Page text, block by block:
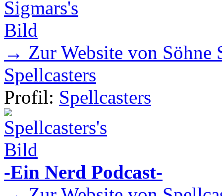
→ Zur Website von Söhne
Spellcasters
Profil: Spellcasters
-Ein Nerd Podcast-